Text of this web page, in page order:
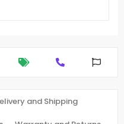
and Shipping